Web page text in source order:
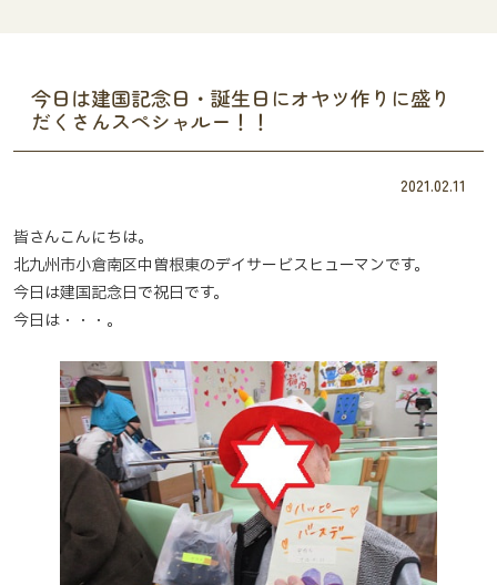
今日は建国記念日・誕生日にオヤツ作りに盛り
だくさんスペシャルー！！
2021.02.11
皆さんこんにちは。
北九州市小倉南区中曽根東のデイサービスヒューマンです。
今日は建国記念日で祝日です。
今日は・・・。